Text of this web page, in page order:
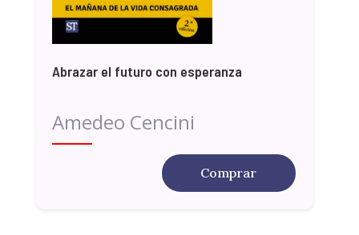
Abrazar el futuro con esperanza
Amedeo Cencini
Comprar